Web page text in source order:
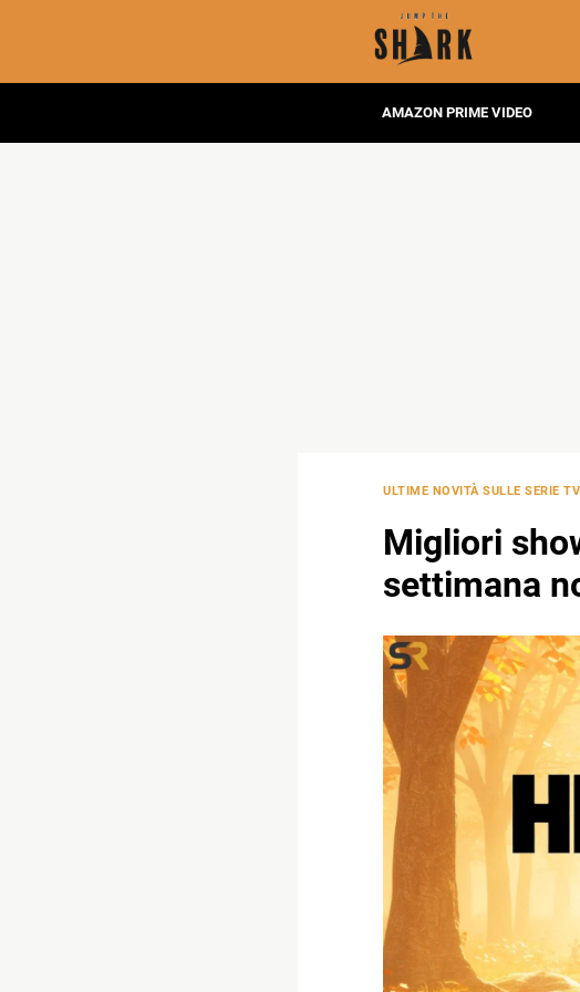
AMAZON PRIME VIDEO
ULTIME NOVITÀ SULLE SERIE
Migliori
settimana